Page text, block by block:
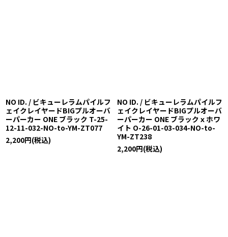
NO ID. / ビキューレラムパイルフ
ェイクレイヤードBIGプルオーバ
ーパーカー ONE ブラック T-25-
12-11-032-NO-to-YM-ZT077
2,200円(税込)
NO ID. / ビキューレラムパイルフ
ェイクレイヤードBIGプルオーバ
ーパーカー ONE ブラックｘホワ
イト O-26-01-03-034-NO-to-
YM-ZT238
2,200円(税込)